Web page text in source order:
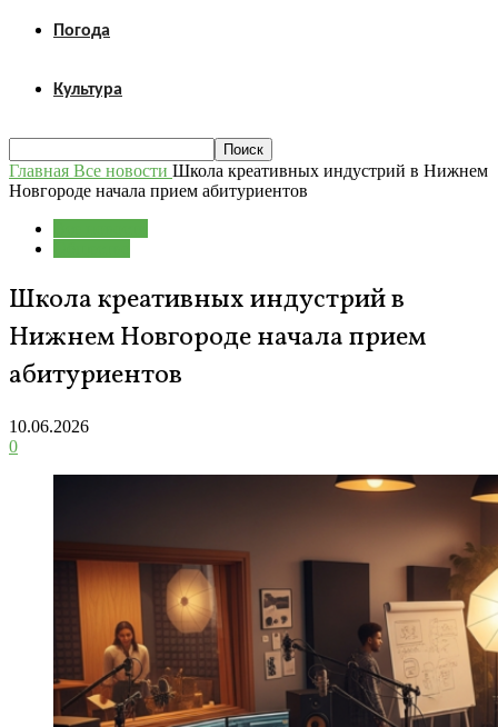
Погода
Культура
Главная Все новости Школа креативных индустрий в Нижнем
Новгороде начала прием абитуриентов
Школа креативных индустрий в
Нижнем Новгороде начала прием
абитуриентов
10.06.2026
0